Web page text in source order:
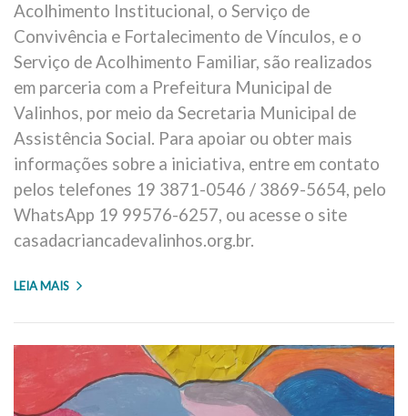
Acolhimento Institucional, o Serviço de
Convivência e Fortalecimento de Vínculos, e o
Serviço de Acolhimento Familiar, são realizados
em parceria com a Prefeitura Municipal de
Valinhos, por meio da Secretaria Municipal de
Assistência Social. Para apoiar ou obter mais
informações sobre a iniciativa, entre em contato
pelos telefones 19 3871-0546 / 3869-5654, pelo
WhatsApp 19 99576-6257, ou acesse o site
casadacriancadevalinhos.org.br.
LEIA MAIS